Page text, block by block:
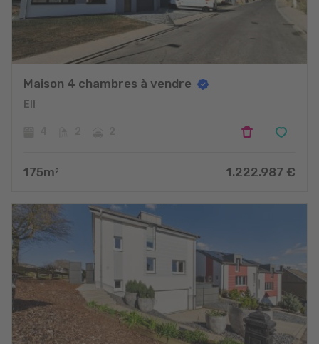
Maison 4 chambres à vendre
Ell
175m 2 1.222.987 €